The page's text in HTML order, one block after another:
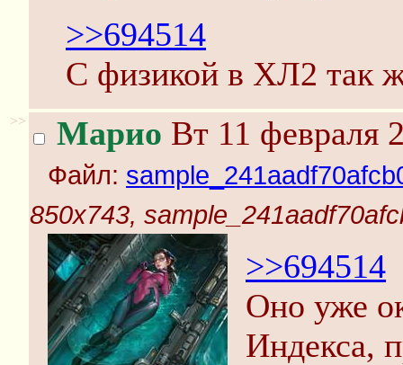
>>694514
С физикой в ХЛ2 так
>> Марио Вт 11 февраля
Файл:
850x743,
>>694514
Оно уже
Индекса,